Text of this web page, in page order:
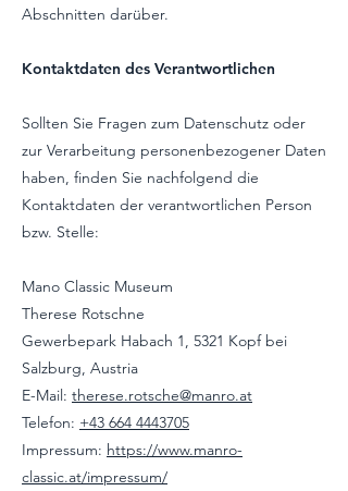
Abschnitten darüber.
Kontaktdaten des Verantwortlichen
Sollten Sie Fragen zum Datenschutz oder
zur Verarbeitung personenbezogener Daten
haben, finden Sie nachfolgend die
Kontaktdaten der verantwortlichen Person
bzw. Stelle:
Mano Classic Museum
Therese Rotschne
Gewerbepark Habach 1, 5321 Kopf bei
Salzburg, Austria
E-Mail: therese.rotsche@manro.at
Telefon: +43 664 4443705
Impressum: https://www.manro-
classic.at/impressum/